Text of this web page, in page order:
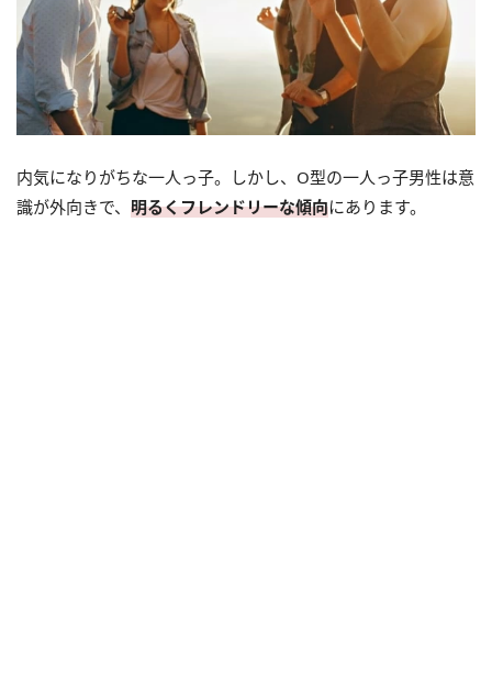
内気になりがちな一人っ子。しかし、O型の一人っ子男性は意
識が外向きで、 明るくフレンドリーな傾向にあります。